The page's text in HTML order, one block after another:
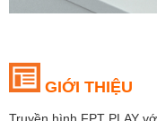
GIỚI THIỆU
Truyền hình FPT PLAY